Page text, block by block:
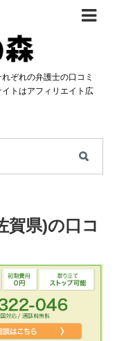
ぞれの弁護士の口コミ
はアフィリエイト広
賀県)の口コ